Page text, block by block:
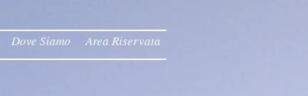
Dove Siamo Area Riservata